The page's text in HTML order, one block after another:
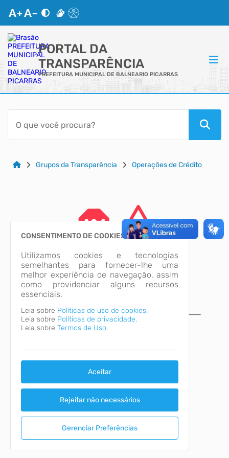
PORTAL DA
TRANSPARÊNCIA
PREFEITURA MUNICIPAL DE BALNEARIO PICARRAS
ACESSO RÁPIDO
Acessibilidade
CidadãoGrupos da Transparência Operações de Crédito
A página não foi
Desculpe, a página que você procura não
existe ou está em manutenção.
CONSENTIMENTO DE COOKIES
Utilizamos cookies e tecnologias
semelhantes para fornecer-lhe uma
melhor experiência de navegação, assim
como providenciar alguns recursos
essenciais.
Leia sobre Políticas de uso de cookies.
Leia sobre Políticas de privacidade.
Leia sobre Termos de Uso.
Aceitar
Rejeitar não necessários
Gerenciar Preferências